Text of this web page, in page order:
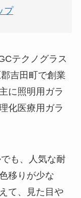
プ
テクノグラス
吉田町で創業
に照明用ガラ
化医療用ガラ
も、人気な耐
移りが少な
て、見た目や